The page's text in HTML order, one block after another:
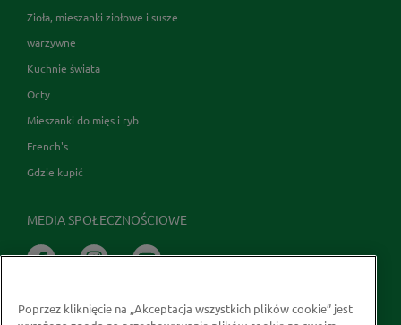
Zioła, mieszanki ziołowe i susze
warzywne
Kuchnie świata
Octy
Mieszanki do mięs i ryb
French's
Gdzie kupić
MEDIA SPOŁECZNOŚCIOWE
Poprzez kliknięcie na „Akceptacja wszystkich plików cookie” jest